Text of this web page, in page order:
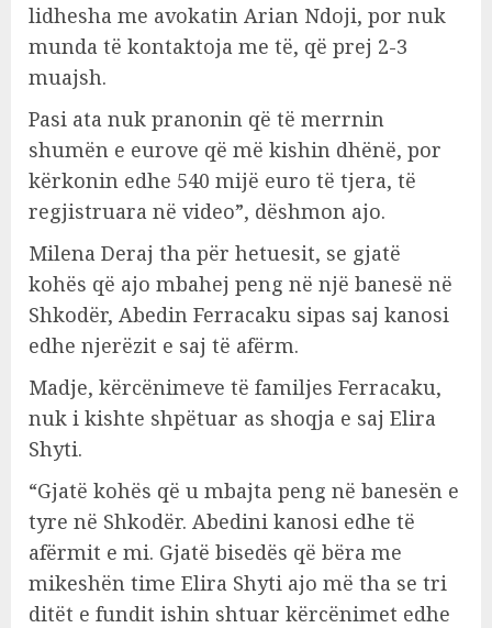
lidhesha me avokatin Arian Ndoji, por nuk
munda të kontaktoja me të, që prej 2-3
muajsh.
Pasi ata nuk pranonin që të merrnin
shumën e eurove që më kishin dhënë, por
kërkonin edhe 540 mijë euro të tjera, të
regjistruara në video”, dëshmon ajo.
Milena Deraj tha për hetuesit, se gjatë
kohës që ajo mbahej peng në një banesë në
Shkodër, Abedin Ferracaku sipas saj kanosi
edhe njerëzit e saj të afërm.
Madje, kërcënimeve të familjes Ferracaku,
nuk i kishte shpëtuar as shoqja e saj Elira
Shyti.
“Gjatë kohës që u mbajta peng në banesën e
tyre në Shkodër. Abedini kanosi edhe të
afërmit e mi. Gjatë bisedës që bëra me
mikeshën time Elira Shyti ajo më tha se tri
ditët e fundit ishin shtuar kërcënimet edhe